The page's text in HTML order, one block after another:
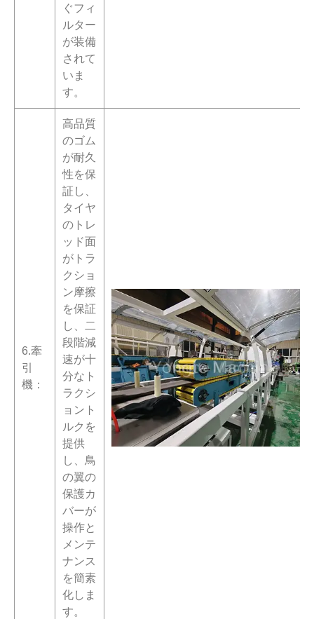
ぐフィ
ルター
が装備
されて
いま
す。
6.牽
引
機：
高品質
のゴム
が耐久
性を保
証し、
タイヤ
のトレ
ッド面
がトラ
クショ
ン摩擦
を保証
し、二
段階減
速が十
分なト
ラクシ
ョント
ルクを
提供
し、鳥
の翼の
保護カ
バーが
操作と
メンテ
ナンス
を簡素
化しま
す。